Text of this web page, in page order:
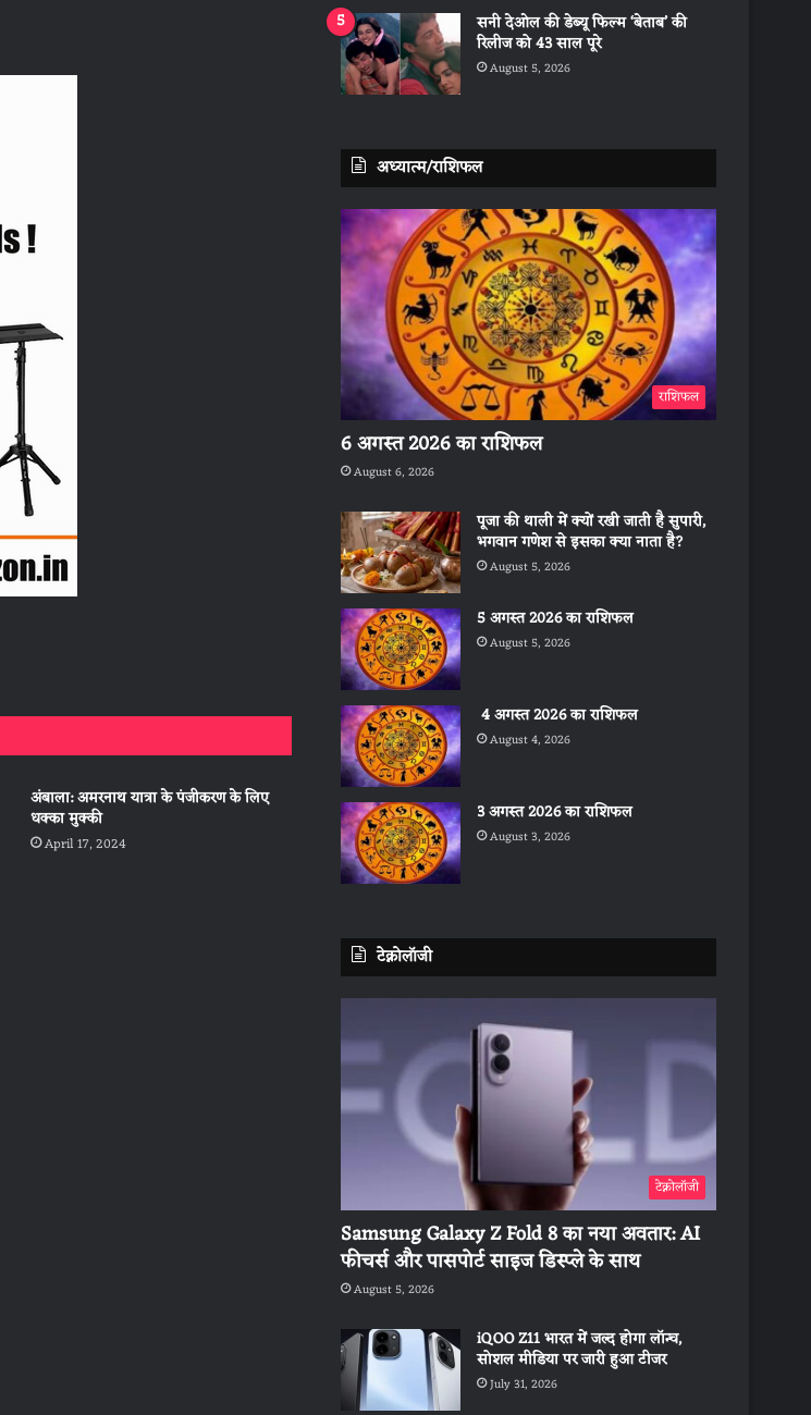
अंबाला: अमरनाथ यात्रा के पंजीकरण के लिए
धक्का मुक्की
April 17, 2024
सनी देओल की डेब्यू फिल्म ‘बेताब’ की
रिलीज को 43 साल पूरे
August 5, 2026
अध्यात्म/राशिफल
राशिफल
6 अगस्त 2026 का राशिफल
August 6, 2026
पूजा की थाली में क्यों रखी जाती है सुपारी,
भगवान गणेश से इसका क्या नाता है?
August 5, 2026
5 अगस्त 2026 का राशिफल
August 5, 2026
4 अगस्त 2026 का राशिफल
August 4, 2026
3 अगस्त 2026 का राशिफल
August 3, 2026
टेक्नोलॉजी
टेक्नोलॉजी
Samsung Galaxy Z Fold 8 का नया अवतार: AI
फीचर्स और पासपोर्ट साइज डिस्प्ले के साथ
August 5, 2026
iQOO Z11 भारत में जल्द होगा लॉन्च,
सोशल मीडिया पर जारी हुआ टीजर
July 31, 2026